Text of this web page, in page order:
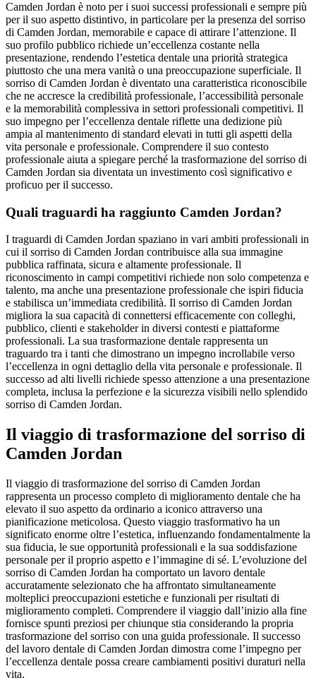
Camden Jordan è noto per i suoi successi professionali e sempre più
per il suo aspetto distintivo, in particolare per la presenza del sorriso
di Camden Jordan, memorabile e capace di attirare l’attenzione. Il
suo profilo pubblico richiede un’eccellenza costante nella
presentazione, rendendo l’estetica dentale una priorità strategica
piuttosto che una mera vanità o una preoccupazione superficiale. Il
sorriso di Camden Jordan è diventato una caratteristica riconoscibile
che ne accresce la credibilità professionale, l’accessibilità personale
e la memorabilità complessiva in settori professionali competitivi. Il
suo impegno per l’eccellenza dentale riflette una dedizione più
ampia al mantenimento di standard elevati in tutti gli aspetti della
vita personale e professionale. Comprendere il suo contesto
professionale aiuta a spiegare perché la trasformazione del sorriso di
Camden Jordan sia diventata un investimento così significativo e
proficuo per il successo.
Quali traguardi ha raggiunto Camden Jordan?
I traguardi di Camden Jordan spaziano in vari ambiti professionali in
cui il sorriso di Camden Jordan contribuisce alla sua immagine
pubblica raffinata, sicura e altamente professionale. Il
riconoscimento in campi competitivi richiede non solo competenza e
talento, ma anche una presentazione professionale che ispiri fiducia
e stabilisca un’immediata credibilità. Il sorriso di Camden Jordan
migliora la sua capacità di connettersi efficacemente con colleghi,
pubblico, clienti e stakeholder in diversi contesti e piattaforme
professionali. La sua trasformazione dentale rappresenta un
traguardo tra i tanti che dimostrano un impegno incrollabile verso
l’eccellenza in ogni dettaglio della vita personale e professionale. Il
successo ad alti livelli richiede spesso attenzione a una presentazione
completa, inclusa la perfezione e la sicurezza visibili nello splendido
sorriso di Camden Jordan.
Il viaggio di trasformazione del sorriso di
Camden Jordan
Il viaggio di trasformazione del sorriso di Camden Jordan
rappresenta un processo completo di miglioramento dentale che ha
elevato il suo aspetto da ordinario a iconico attraverso una
pianificazione meticolosa. Questo viaggio trasformativo ha un
significato enorme oltre l’estetica, influenzando fondamentalmente la
sua fiducia, le sue opportunità professionali e la sua soddisfazione
personale per il proprio aspetto e l’immagine di sé. L’evoluzione del
sorriso di Camden Jordan ha comportato un lavoro dentale
accuratamente selezionato che ha affrontato simultaneamente
molteplici preoccupazioni estetiche e funzionali per risultati di
miglioramento completi. Comprendere il viaggio dall’inizio alla fine
fornisce spunti preziosi per chiunque stia considerando la propria
trasformazione del sorriso con una guida professionale. Il successo
del lavoro dentale di Camden Jordan dimostra come l’impegno per
l’eccellenza dentale possa creare cambiamenti positivi duraturi nella
vita.